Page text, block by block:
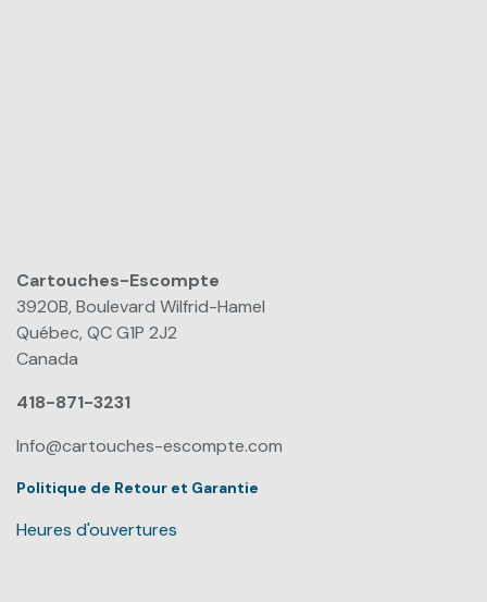
Cartouches-Escompte
3920B, Boulevard Wilfrid-Hamel
Québec, QC G1P 2J2
Canada
418-871-3231
Info@cartouches-escompte.com
Politique de Retour et Garantie
Heures d'ouvertures